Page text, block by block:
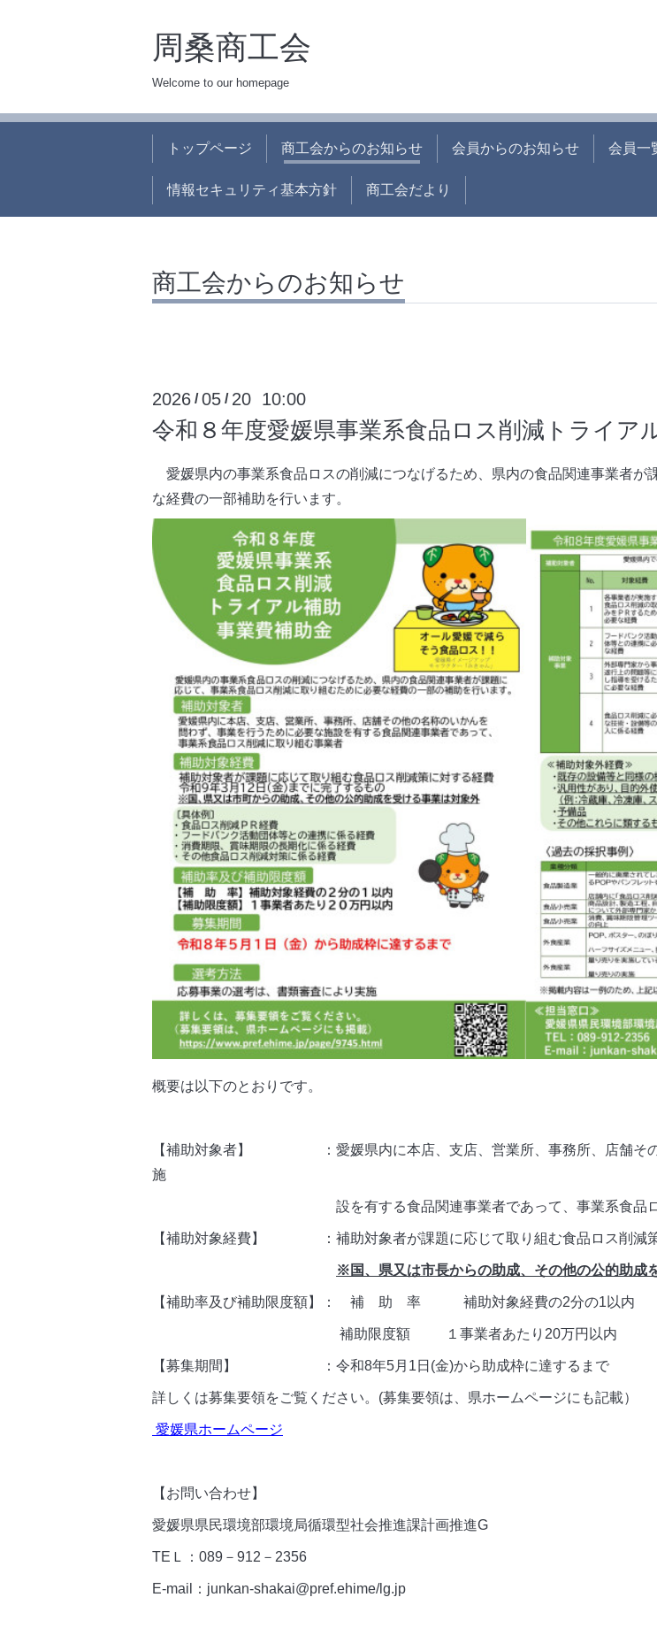
周桑商工会
Welcome to our homepage
トップページ 商工会からのお知らせ 会員からのお知らせ 会員一
情報セキュリティ基本方針 商工会だより
商工会からのお知らせ
2026 /05 / 20 10:00
令和８年度愛媛県事業系食品ロス削減トライア
愛媛県内の事業系食品ロスの削減につなげるため、県内の食品関連事業者が
な経費の一部補助を行います。
概要は以下のとおりです。
【補助対象者】 ：愛媛県内に本店、支店、営業所、事務所、店舗その
施
設を有する食品関連事業者であって、事業系食品ロス削
【補助対象経費】 ：補助対象者が課題に応じて取り組む食品ロス削減
※国、県又は市長からの助成、その他の公的助成
【補助率及び補助限度額】： 補 助 率 補助対象経費の2分の1以内
補助限度額 １事業者あたり20万円以内
【募集期間】 ：令和8年5月1日(金)から助成枠に達するまで
詳しくは募集要領をご覧ください。(募集要領は、県ホームページにも記載）
愛媛県ホームページ
【お問い合わせ】
愛媛県県民環境部環境局循環型社会推進課計画推進G
TEＬ：089－912－2356
E-mail：junkan-shakai@pref.ehime/lg.jp